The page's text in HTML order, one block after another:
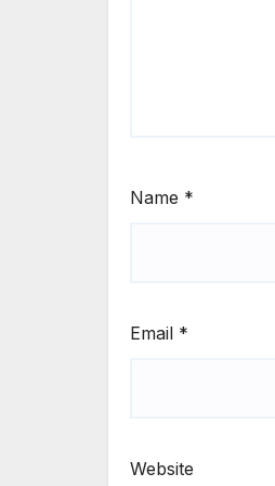
Name *
Email *
Website